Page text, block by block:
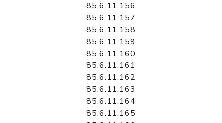
85.6.11.156
85.6.11.157
85.6.11.158
85.6.11.159
85.6.11.160
85.6.11.161
85.6.11.162
85.6.11.163
85.6.11.164
85.6.11.165